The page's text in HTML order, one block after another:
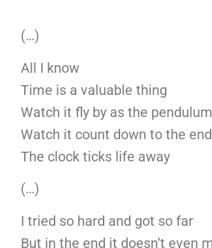
(…)
All I know
Time is a valuable thing
Watch it fly by as the
Watch it count down to the
The clock ticks life away
(…)
I tried so hard and got so far
But in the end it doesn’t even